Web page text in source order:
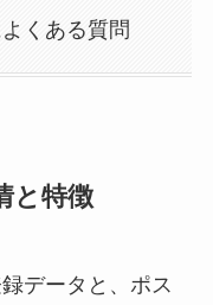
くある質問
と特徴
データと、ポス